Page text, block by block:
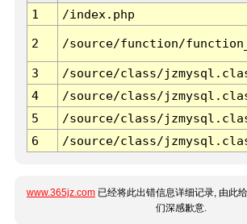
1
/index.php
2 /source/function/
3 /source/class/
4
/source/class/
5
/source/class/
6
/source/class/
www.365jz.com 已经将此出错信息详细记录, 由此
们深感歉意.